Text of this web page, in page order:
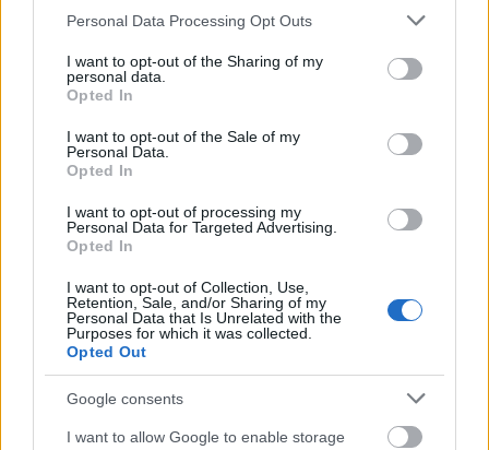
Please note that this website/app uses one or more Google
not limited to your visit or usage behaviour. You may click to
grant or deny consent to Google and its third-party tags to
use your data for below specified purposes in below Google
consent section.
Personal Data Processing Opt Outs
I want to opt-out of the Sharing of my
personal data.
Opted In
I want to opt-out of the Sale of my
Personal Data.
Opted In
I want to opt-out of processing my
Personal Data for Targeted Advertising.
Opted In
I want to opt-out of Collection, Use,
Retention, Sale, and/or Sharing of my
Personal Data that Is Unrelated with the
Purposes for which it was collected.
Opted Out
Google consents
I want to allow Google to enable storage